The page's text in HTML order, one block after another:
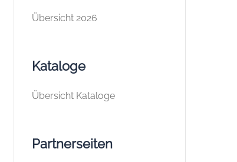
Übersicht 2026
Kataloge
Übersicht Kataloge
Partnerseiten